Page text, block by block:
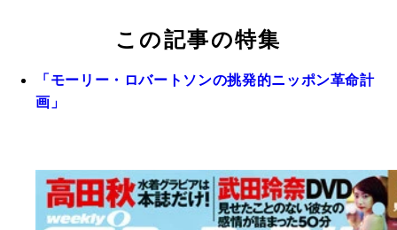
この記事の特集
「モーリー・ロバートソンの挑発的ニッポン革命計
画」